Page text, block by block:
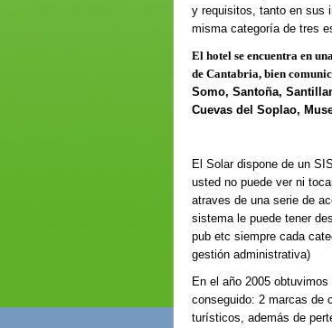
y requisitos, tanto en sus
misma categoría de tres
El hotel se encuentra en
de Cantabria, bien
Somo, Santoña,
Cuevas del Soplao,
El Solar dispone de un
usted no puede ver ni
atraves de una serie de
sistema le puede tener
pub etc siempre cada
gestión administrativa)
En el año 2005
conseguido: 2 marcas de
turísticos, además de